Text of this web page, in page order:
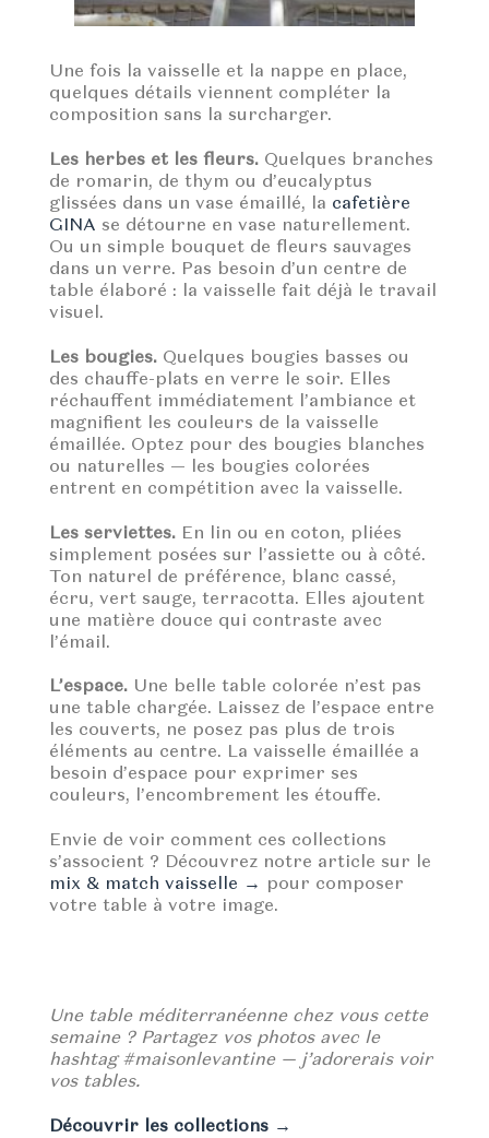
Une fois la vaisselle et la nappe en place,
quelques détails viennent compléter la
composition sans la surcharger.
Les herbes et les fleurs. Quelques branches
de romarin, de thym ou d’eucalyptus
glissées dans un vase émaillé, la cafetière
GINA se détourne en vase naturellement.
Ou un simple bouquet de fleurs sauvages
dans un verre. Pas besoin d’un centre de
table élaboré : la vaisselle fait déjà le travail
visuel.
Les bougies. Quelques bougies basses ou
des chauffe-plats en verre le soir. Elles
réchauffent immédiatement l’ambiance et
magnifient les couleurs de la vaisselle
émaillée. Optez pour des bougies blanches
ou naturelles — les bougies colorées
entrent en compétition avec la vaisselle.
Les serviettes. En lin ou en coton, pliées
simplement posées sur l’assiette ou à côté.
Ton naturel de préférence, blanc cassé,
écru, vert sauge, terracotta. Elles ajoutent
une matière douce qui contraste avec
l’émail.
L’espace. Une belle table colorée n’est pas
une table chargée. Laissez de l’espace entre
les couverts, ne posez pas plus de trois
éléments au centre. La vaisselle émaillée a
besoin d’espace pour exprimer ses
couleurs, l’encombrement les étouffe.
Envie de voir comment ces collections
s’associent ? Découvrez notre article sur le
mix & match vaisselle → pour composer
votre table à votre image.
Une table méditerranéenne chez vous cette
semaine ? Partagez vos photos avec le
hashtag #maisonlevantine — j’adorerais voir
vos tables.
Découvrir les collections →